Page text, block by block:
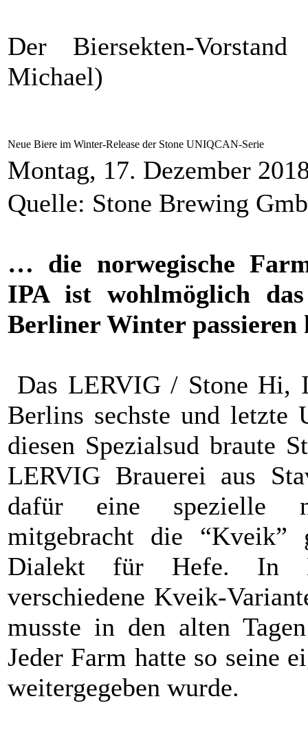
Der Biersekten-
Michael)
Neue Biere im Winter-Release der Stone UNIQCAN-Serie
Montag, 17. Dezember
Quelle: Stone Brewing
… die norwegische
IPA ist wohlmöglich
Berliner Winter passieren
Das LERVIG / Stone Hi,
Berlins sechste und letzte
diesen Spezialsud braute
LERVIG Brauerei aus
dafür eine spezielle
mitgebracht die “Kveik”
Dialekt für Hefe. In
verschiedene Kveik-
musste in den alten
Jeder Farm hatte so seine
weitergegeben wurde.